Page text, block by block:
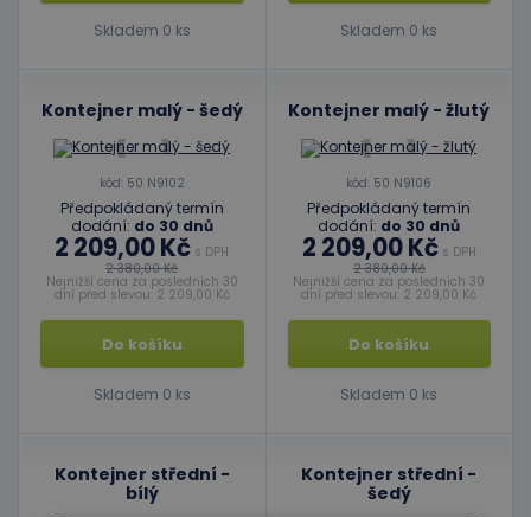
Skladem 0 ks Skladem 0 ks
Kontejner malý - šedý
kód: 50 N9102
Předpokládaný termín
dodání: do 30 dnů
2 209,00 Kč s DPH
2 380,00 Kč
Nejnižší cena za posledních 30
dní před slevou: 2 209,00 Kč
Do košíku
Skladem 0 ks
Kontejner malý - žlutý
kód: 50 N9106
Předpokládaný termín
dodání: do 30 dnů
2 209,00 Kčs DPH
2 380,00 Kč
Nejnižší cena za posledních 30
dní před slevou: 2 209,00 Kč
Do košíku
Skladem 0 ks
Kontejner střední -
bílý
Kontejner střední -
šedý